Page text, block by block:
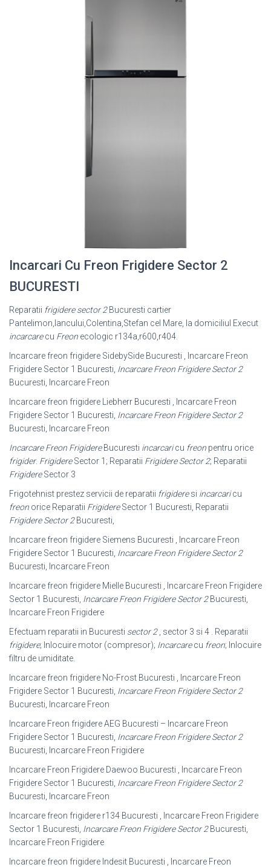
Incarcari Cu Freon Frigidere Sector 2
BUCURESTI
Reparatii frigidere sector 2Bucuresti cartier
Pantelimon,Iancului,Colentina,Stefan cel Mare, la domiciliul Execut
incarcarecu Freon ecologic r134a,r600,r404.
Incarcare freon frigidere SidebySide Bucuresti , Incarcare Freon
Frigidere Sector 1 Bucuresti, Incarcare Freon Frigidere Sector 2
Bucuresti, Incarcare Freon
Incarcare freon frigidere Liebherr Bucuresti , Incarcare Freon
Frigidere Sector 1 Bucuresti, Incarcare Freon Frigidere Sector 2
Bucuresti, Incarcare Freon
Incarcare Freon FrigidereBucuresti incarcaricu freon pentru orice
frigider. FrigidereSector 1; Reparatii Frigidere Sector 2; Reparatii
FrigidereSector 3
Frigotehnist prestez servicii de reparatii frigideresi incarcaricu
freon orice Reparatii FrigidereSector 1 Bucuresti, Reparatii
Frigidere Sector 2Bucuresti,
Incarcare freon frigidere Siemens Bucuresti , Incarcare Freon
Frigidere Sector 1 Bucuresti, Incarcare Freon Frigidere Sector 2
Bucuresti, Incarcare Freon
Incarcare freon frigidere Mielle Bucuresti , Incarcare Freon Frigidere
Sector 1 Bucuresti, Incarcare Freon Frigidere Sector 2Bucuresti,
Incarcare Freon Frigidere
Efectuam reparatii in Bucuresti sector 2, sector 3 si 4 . Reparatii
frigidere; Inlocuire motor (compresor); Incarcarecu freon; Inlocuire
filtru de umiditate.
Incarcare freon frigidere No-Frost Bucuresti , Incarcare Freon
Frigidere Sector 1 Bucuresti, Incarcare Freon Frigidere Sector 2
Bucuresti, Incarcare Freon
Incarcare Freon frigidere AEG Bucuresti – Incarcare Freon
Frigidere Sector 1 Bucuresti, Incarcare Freon Frigidere Sector 2
Bucuresti, Incarcare Freon Frigidere
Incarcare Freon Frigidere Daewoo Bucuresti , Incarcare Freon
Frigidere Sector 1 Bucuresti, Incarcare Freon Frigidere Sector 2
Bucuresti, Incarcare Freon
Incarcare freon frigidere r134 Bucuresti , Incarcare Freon Frigidere
Sector 1 Bucuresti, Incarcare Freon Frigidere Sector 2Bucuresti,
Incarcare Freon Frigidere
Incarcare freon frigidere Indesit Bucuresti , Incarcare Freon